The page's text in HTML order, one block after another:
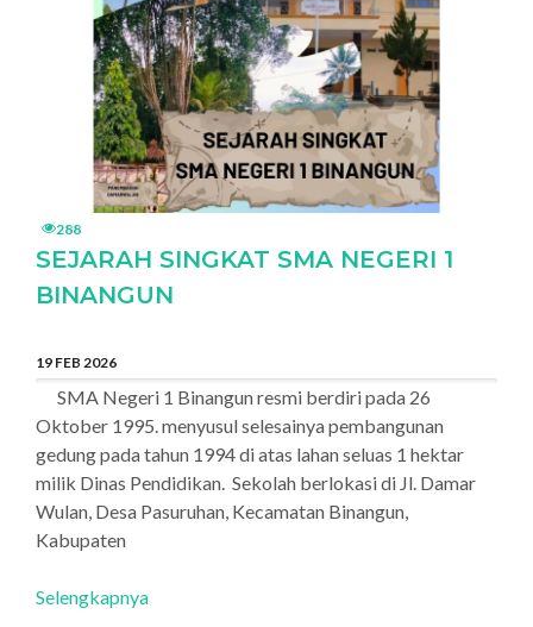
288
SEJARAH SINGKAT SMA NEGERI 1
BINANGUN
19 FEB 2026
SMA Negeri 1 Binangun resmi berdiri pada 26
Oktober 1995. menyusul selesainya pembangunan
gedung pada tahun 1994 di atas lahan seluas 1 hektar
milik Dinas Pendidikan. Sekolah berlokasi di Jl. Damar
Wulan, Desa Pasuruhan, Kecamatan Binangun,
Kabupaten
Selengkapnya